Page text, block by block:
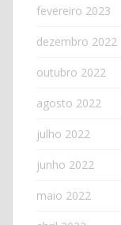
fevereiro 2023
dezembro 2022
outubro 2022
agosto 2022
julho 2022
junho 2022
maio 2022